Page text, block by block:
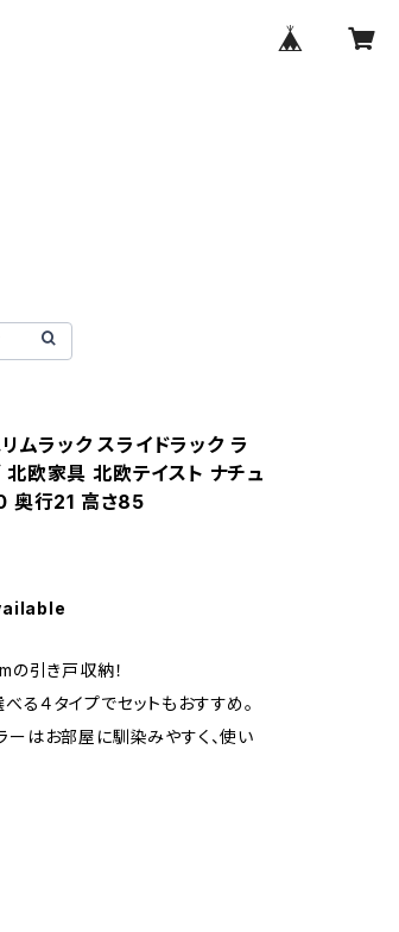
ムラック スライドラック ラ
欧家具 北欧テイスト ナチュ
奥行21 高さ85
引き戸収納！
る４タイプでセットもおすすめ。
ーはお部屋に馴染みやすく、使い